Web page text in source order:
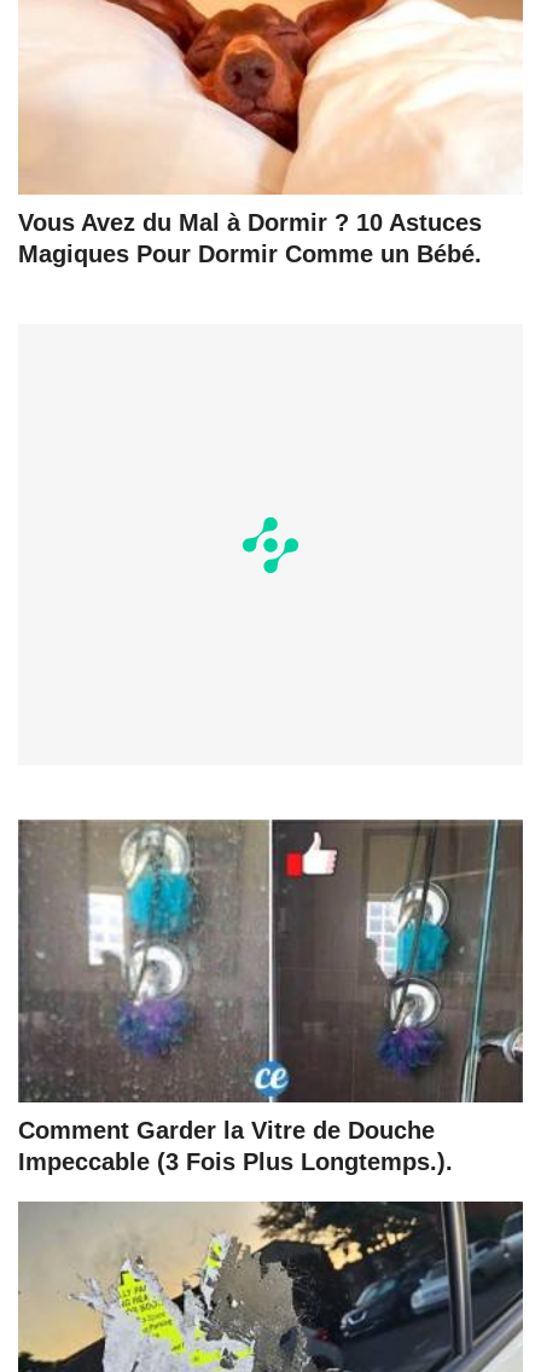
Vous Avez du Mal à Dormir ? 10 Astuces
Magiques Pour Dormir Comme un Bébé.
Comment Garder la Vitre de Douche
Impeccable (3 Fois Plus Longtemps.).